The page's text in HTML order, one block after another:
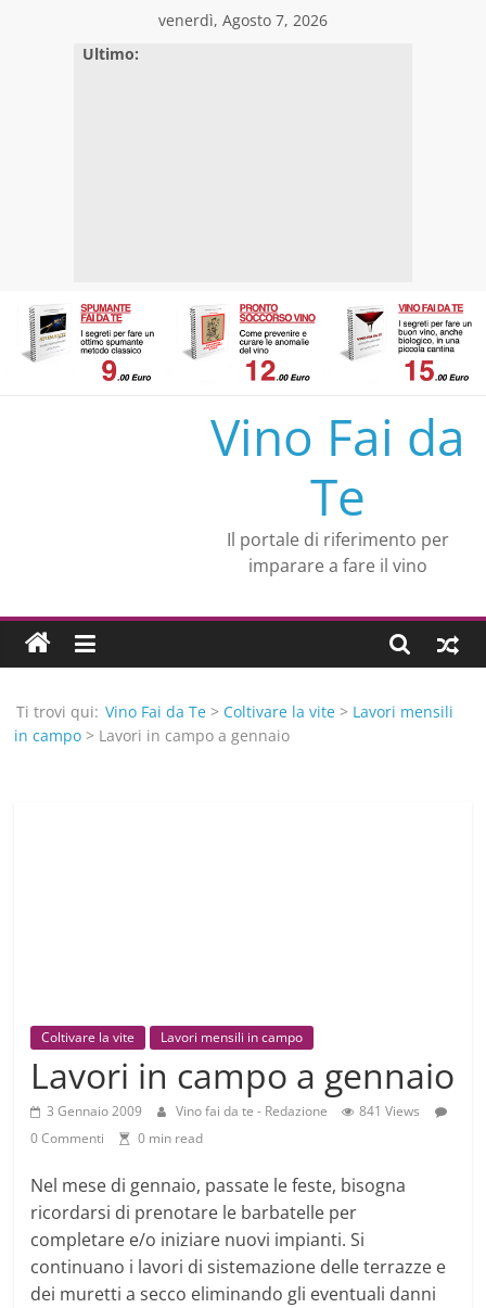
venerdì, Agosto 7, 2026
Ultimo:
Vino Fai da
Te
Il portale di riferimento per
imparare a fare il vino
Ti trovi qui: Vino Fai da Te > Coltivare la vite > Lavori mensili
in campo > Lavori in campo a gennaio
Coltivare la vite Lavori mensili in campo
Lavori in campo a gennaio
3 Gennaio 2009 Vino fai da te - Redazione
841 Views
0 Commenti
0 min read
Nel mese di gennaio, passate le feste, bisogna
ricordarsi di prenotare le barbatelle per
completare e/o iniziare nuovi impianti. Si
continuano i lavori di sistemazione delle terrazze e
dei muretti a secco eliminando gli eventuali danni